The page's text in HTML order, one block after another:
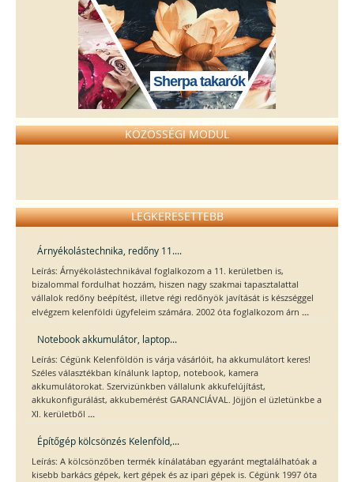
Sherpa takarók
KÖZÖSSÉGI MODUL
LEGKERESETTEBB
Árnyékolástechnika, redőny 11....
Leírás: Árnyékolástechnikával foglalkozom a 11. kerületben is,
bizalommal fordulhat hozzám, hiszen nagy szakmai tapasztalattal
vállalok redőny beépítést, illetve régi redőnyök javítását is készséggel
elvégzem kelenföldi ügyfeleim számára. 2002 óta foglalkozom árn ...
Notebook akkumulátor, laptop...
Leírás: Cégünk Kelenföldön is várja vásárlóit, ha akkumulátort keres!
Széles választékban kínálunk laptop, notebook, kamera
akkumulátorokat. Szervizünkben vállalunk akkufelújítást,
akkukonfigurálást, akkubemérést GARANCIÁVAL. Jöjjön el üzletünkbe a
XI. kerületből ...
Építőgép kölcsönzés Kelenföld,...
Leírás: A kölcsönzőben termék kínálatában egyaránt megtalálhatóak a
kisebb barkács gépek, kert gépek és az ipari gépek is. Cégünk 1997 óta